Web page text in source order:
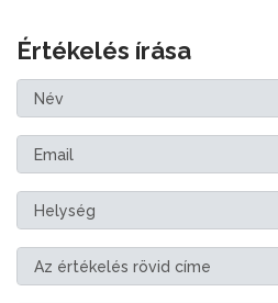
Értékelés írása